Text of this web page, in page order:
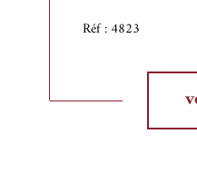
Réf : 4823